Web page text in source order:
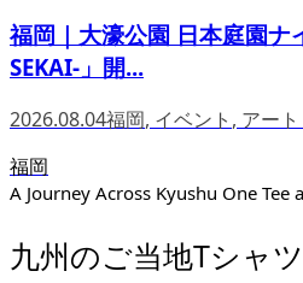
福岡｜大濠公園 日本庭園ナ
SEKAI-」開...
2026.08.04福岡, イベント , アー
福岡
A Journey Across Kyushu One Tee
九州のご当地Tシャ